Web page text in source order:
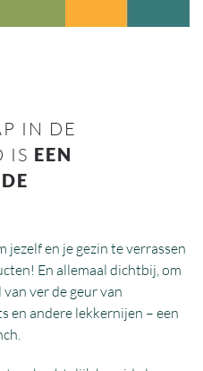
IN DE
IS EEN
jezelf en je gezin te verrassen
En allemaal dichtbij, om
ver de geur van
en andere lekkernijen – een